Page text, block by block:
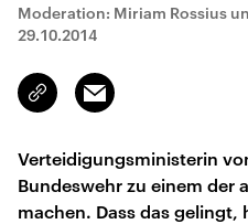
Moderation: Miriam Rossius
29.10.2014
Link
kopieren/teilen
Email
Verteidigungsministerin
Bundeswehr zu einem der
machen. Dass das gelingt,